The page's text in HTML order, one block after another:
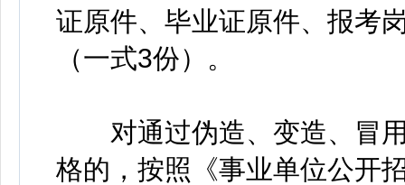
证原件、毕业证原件、报考
（一式3份）。
对通过伪造、变造、冒用
格的，按照《事业单位公开